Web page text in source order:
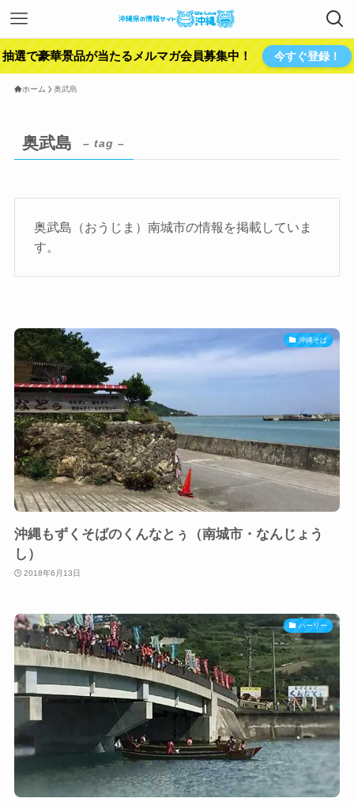
抽選で豪華景品が当たるメルマガ会員募集中！ 今すぐ登録！
ホーム 奥武島
奥武島 – tag –
奥武島（おうじま）南城市の情報を掲載していま
す。
沖縄そば
沖縄もずくそばのくんなとぅ（南城市・なんじょう
し）
2018年6月13日
ハーリー